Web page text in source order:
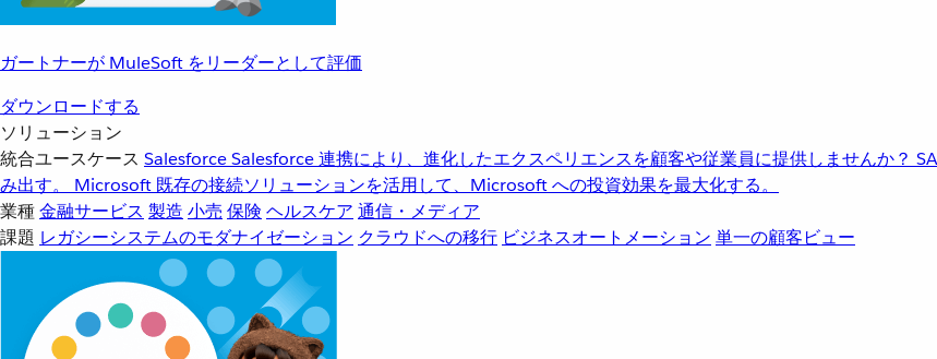
ガートナーが MuleSoft をリーダーとして評価
ダウンロードする
ソリューション
統合ユースケース SalesforceSalesforce 連携により、進化したエクスペリエンスを顧客や従業員に提供しませんか？
み出す。
Microsoft 既存の接続ソリューションを活用して、Microsoft への投資効果を最大化する。
業種金融サービス 製造 小売 保険 ヘルスケア 通信・メディア
課題 レガシーシステムのモダナイゼーション クラウドへの移行 ビジネスオートメーション 単一の顧客ビュー